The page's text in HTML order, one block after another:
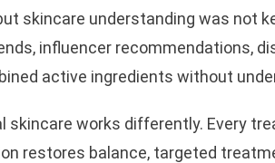
skincare understanding was not
influencer recommendations,
active ingredients without
skincare works differently. Every
restores balance, targeted